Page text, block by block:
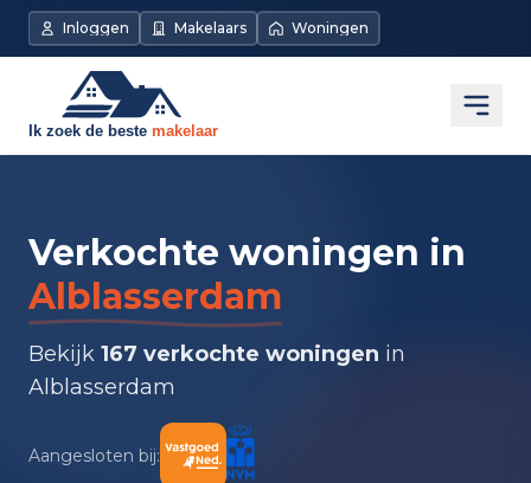
Inloggen Makelaars Woningen
Verkochte woningen in
Alblasserdam
Bekijk 167 verkochte woningen in
Alblasserdam
Aangesloten bij: